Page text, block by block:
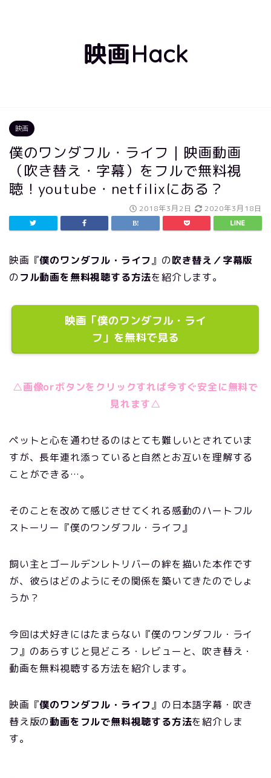
映画Hack
映画
僕のワンダフル・ライフ｜映画動画
（吹き替え・字幕）をフルで無料視
聴！youtube・netfilixにある？
2018年3月2日 2020年3月18日
映画『僕のワンダフル・ライフ』の吹き替え／字幕版
のフル動画を無料視聴する方法を紹介します。
映画「僕のワンダフル・ライ
フ」を無料で見る
△画像orボタンをクリックすれば今すぐ安全に無料で
見れます△
ペットと心を通わせるのはとても難しいとされていま
すが、長年連れ添っていると自然とお互いを理解する
ことができる…。
そのことを改めて感じさせてくれる感動のハートフル
ストーリー『僕のワンダフル・ライフ』
飼い主とゴールデンレトリバーの絆を描いた本作です
が、彼らはどのようにその関係を築いてきたのでしょ
うか？
今回は犬好きにはたまらない『僕のワンダフル・ライ
フ』のあらすじと見どころ・レビューと、吹き替え・
動画を無料視聴する方法を紹介します。
映画『僕のワンダフル・ライフ』の日本語字幕・吹き
替え版の動画をフルで無料視聴する方法を紹介しま
す。